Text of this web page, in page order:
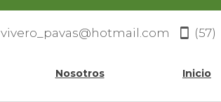
vivero_pavas@hotmail.com (57)
Nosotros Inicio